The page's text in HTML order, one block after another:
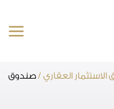
الاستثمار العقاري /صندوق